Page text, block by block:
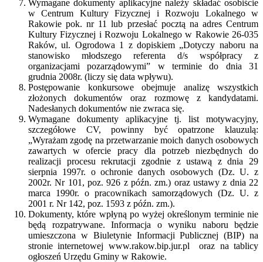
Wymagane dokumenty aplikacyjne należy składać osobiście
w Centrum Kultury Fizycznej i Rozwoju Lokalnego w
Rakowie pok. nr 11 lub przesłać pocztą na adres Centrum
Kultury Fizycznej i Rozwoju Lokalnego w Rakowie 26-035
Raków, ul. Ogrodowa 1 z dopiskiem „Dotyczy naboru na
stanowisko młodszego referenta d/s współpracy z
organizacjami pozarządowymi” w terminie do dnia 31
grudnia 2008r. (liczy się data wpływu).
Postępowanie konkursowe obejmuje analizę wszystkich
złożonych dokumentów oraz rozmowę z kandydatami.
Nadesłanych dokumentów nie zwraca się.
Wymagane dokumenty aplikacyjne tj. list motywacyjny,
szczegółowe CV, powinny być opatrzone klauzulą:
„Wyrażam zgodę na przetwarzanie moich danych osobowych
zawartych w ofercie pracy dla potrzeb niezbędnych do
realizacji procesu rekrutacji zgodnie z ustawą z dnia 29
sierpnia 1997r. o ochronie danych osobowych (Dz. U. z
2002r. Nr 101, poz. 926 z późn. zm.) oraz ustawy z dnia 22
marca 1990r. o pracownikach samorządowych (Dz. U. z
2001 r. Nr 142, poz. 1593 z późn. zm.).
Dokumenty, które wpłyną po wyżej określonym terminie nie
będą rozpatrywane. Informacja o wyniku naboru będzie
umieszczona w Biuletynie Informacji Publicznej (BIP) na
stronie internetowej www.rakow.bip.jur.pl oraz na tablicy
ogłoszeń Urzędu Gminy w Rakowie.